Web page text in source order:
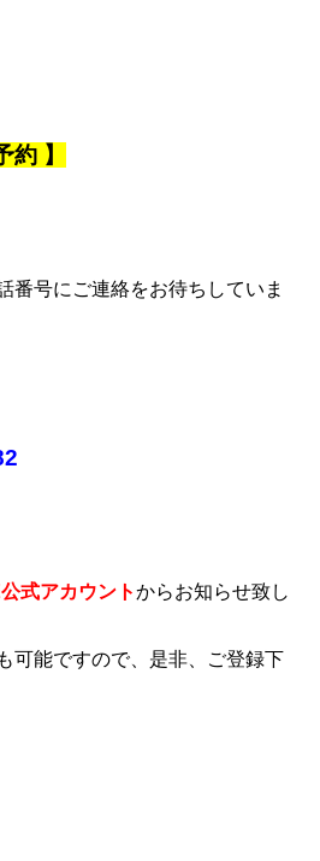
】
番号にご連絡をお待ちしていま
式アカウントからお知らせ致し
可能ですので、是非、ご登録下